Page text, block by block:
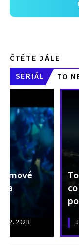
ČTĚTE DÁLE
SERIÁL
TO
12. 2023